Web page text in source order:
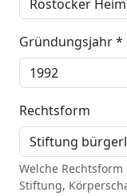
Gründungsjahr *
Rechtsform
Welche Rechtsform
Stiftung,